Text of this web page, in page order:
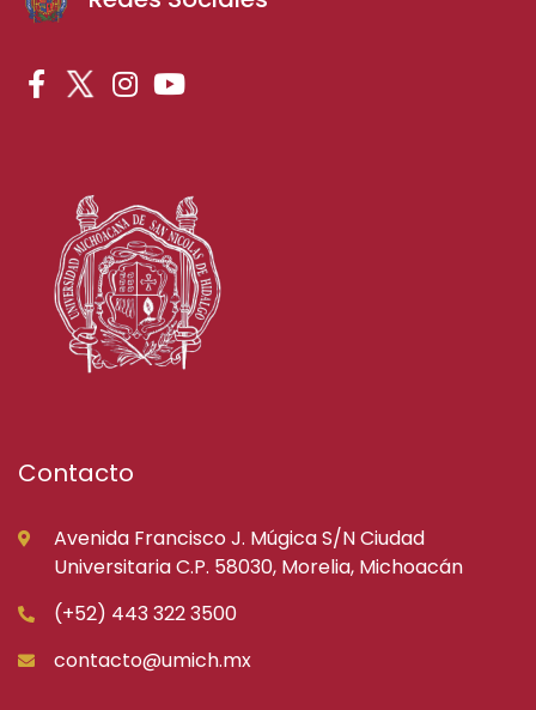
Contacto
Avenida Francisco J. Múgica S/N Ciudad
Universitaria C.P. 58030, Morelia, Michoacán
(+52) 443 322 3500
contacto@umich.mx